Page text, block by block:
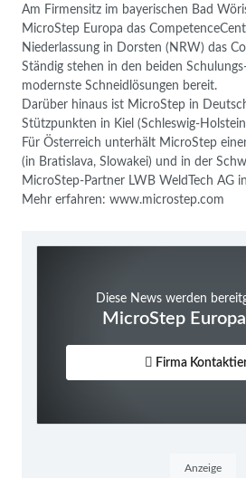
Am Firmensitz im bayerischen Bad
MicroStep Europa das
Niederlassung in Dorsten (NRW) das
Ständig stehen in den beiden
modernste Schneidlösungen bereit.
Darüber hinaus ist MicroStep in
Stützpunkten in Kiel (Schleswig-
Für Österreich unterhält MicroStep
(in Bratislava, Slowakei) und in der
MicroStep-Partner LWB WeldTech AG
Mehr erfahren: www.microstep.com
Diese News werden
MicroStep
Firma
Anzeige